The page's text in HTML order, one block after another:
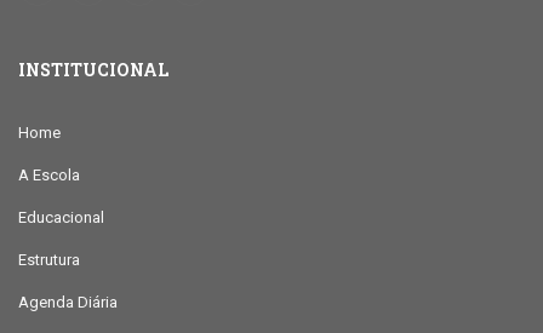
INSTITUCIONAL
Home
A Escola
Educacional
Estrutura
Agenda Diária